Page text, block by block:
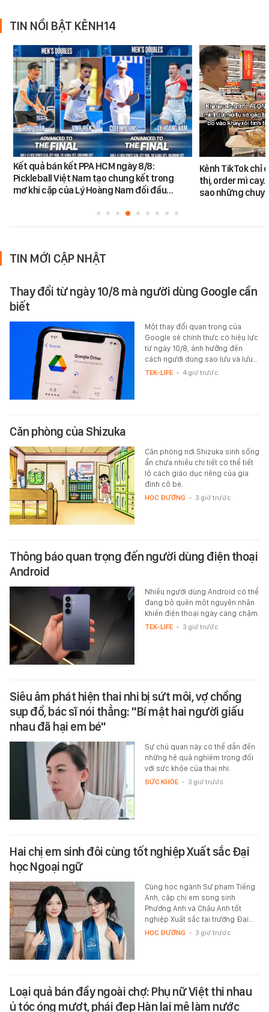
TIN NỔI BẬT KÊNH14
Kết quả bán kết PPA HCM ngày 8/8:
Pickleball Việt Nam tạo chung kết trong
mơ khi cặp của Lý Hoàng Nam đối đầu…
Kênh TikTok chỉ
thị, order mì
sao những
TIN MỚI CẬP NHẬT
Thay đổi từ ngày 10/8 mà người dùng Google cần
biết
Một thay đổi quan trọng của
Google sẽ chính thức có hiệu lực
từ ngày 10/8, ảnh hưởng đến
cách người dùng sao lưu và lưu…
TEK-LIFE - 4 giờ trước
Căn phòng của Shizuka
Căn phòng nơi Shizuka sinh sống
ẩn chứa nhiều chi tiết có thể tiết
lộ cách giáo dục riêng của gia
đình cô bé.
HỌC ĐƯỜNG - 3 giờ trước
Thông báo quan trọng đến người dùng điện thoại
Android
Nhiều người dùng Android có thể
đang bỏ quên một nguyên nhân
khiến điện thoại ngày càng chậm.
TEK-LIFE - 3 giờ trước
Siêu âm phát hiện thai nhi bị sứt môi, vợ chồng
sụp đổ, bác sĩ nói thẳng: "Bí mật hai người giấu
nhau đã hại em bé"
Sự chủ quan này có thể dẫn đến
những hệ quả nghiêm trọng đối
với sức khỏe của thai nhi.
SỨC KHỎE - 3 giờ trước
Hai chị em sinh đôi cùng tốt nghiệp Xuất sắc Đại
học Ngoại ngữ
Cùng học ngành Sư phạm Tiếng
Anh, cặp chị em song sinh
Phương Anh và Châu Anh tốt
nghiệp Xuất sắc tại trường Đại…
HỌC ĐƯỜNG - 3 giờ trước
Loại quả bán đầy ngoài chợ: Phụ nữ Việt thi nhau
ủ tóc óng mượt, phái đẹp Hàn lại mê làm nước